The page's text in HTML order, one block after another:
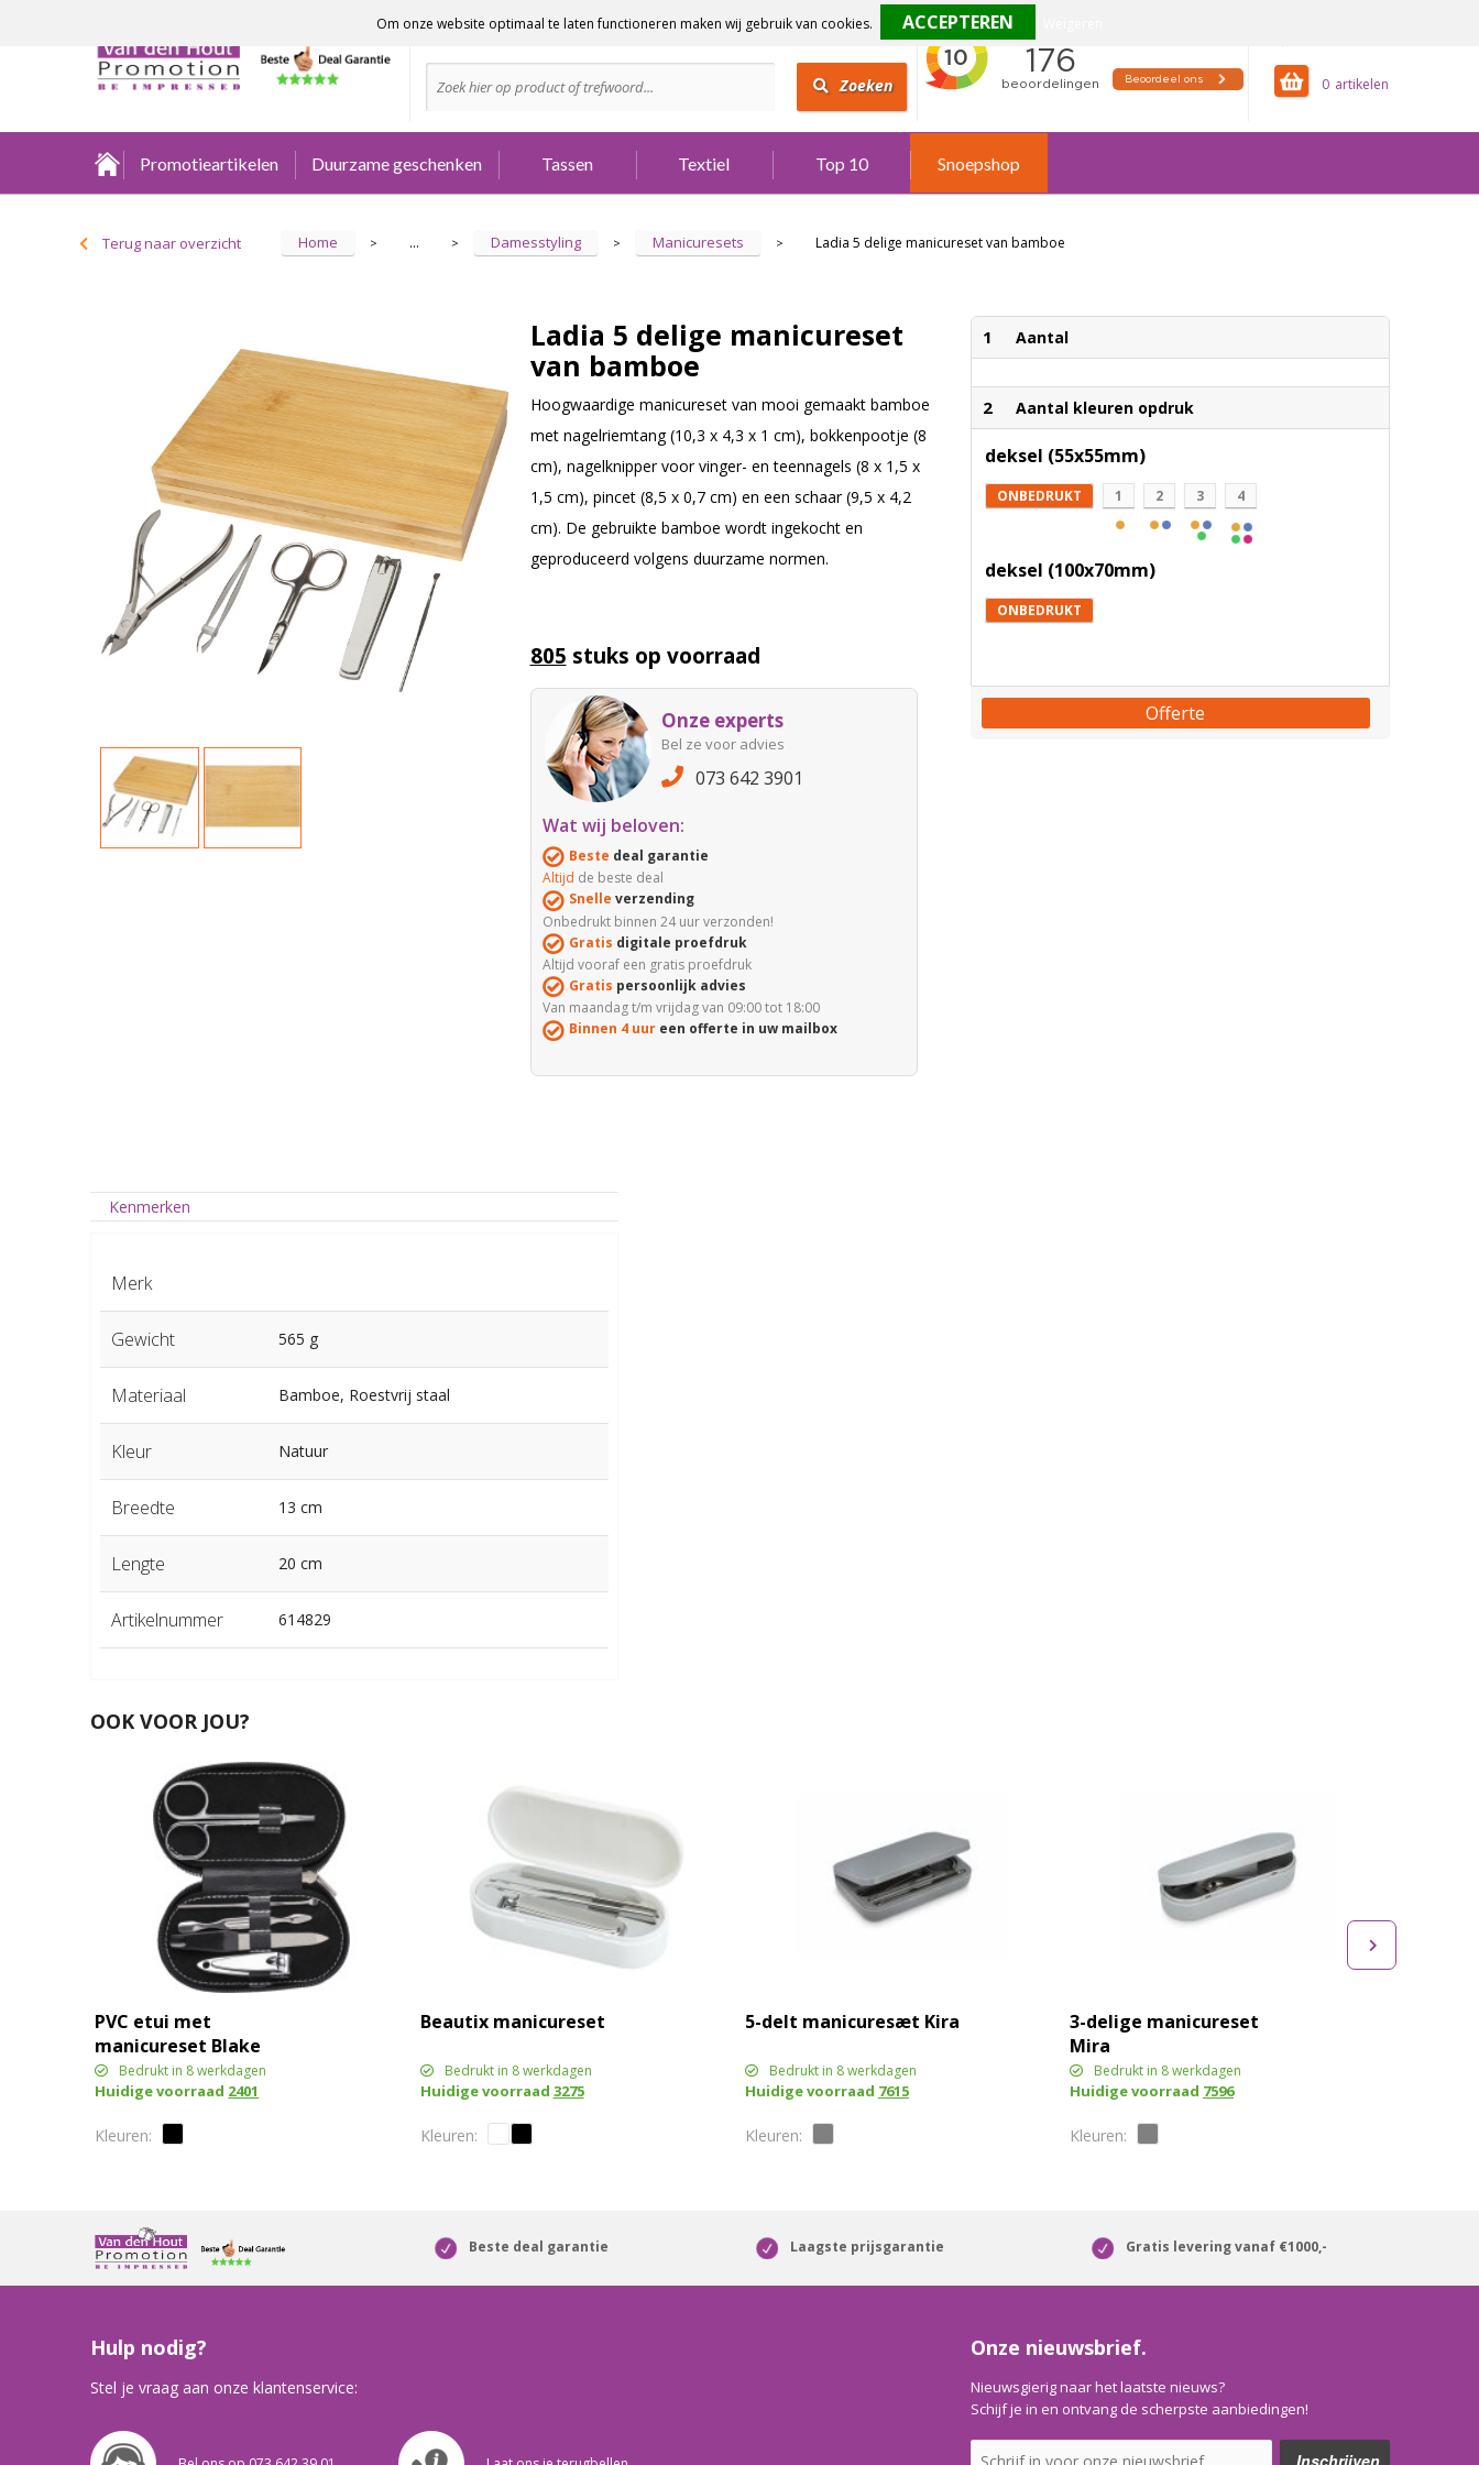
0
Advies nodig?
Zoeken
Promotieartikelen Duurzame geschenken Tassen Textiel Top 10 Snoepshop
Terug naar overzicht Home > ... > Damesstyling > Manicuresets > Ladia 5 delige manicureset van bamboe
Ladia 5 delige manicureset
van bamboe
Hoogwaardige manicureset van mooi gemaakt bamboe
met nagelriemtang (10,3 x 4,3 x 1 cm), bokkenpootje (8
cm), nagelknipper voor vinger- en teennagels (8 x 1,5 x
1,5 cm), pincet (8,5 x 0,7 cm) en een schaar (9,5 x 4,2
cm). De gebruikte bamboe wordt ingekocht en
geproduceerd volgens duurzame normen.
805 stuks op voorraad
Onze experts
Bel ze voor advies
073 642 3901
Wat wij beloven:
Beste deal garantie
Altijd de beste deal
Snelle verzending
Onbedrukt binnen 24 uur verzonden!
Gratis digitale proefdruk
Altijd vooraf een gratis proefdruk
Gratis persoonlijk advies
Van maandag t/m vrijdag van 09:00 tot 18:00
Binnen 4 uureen offerte in uw mailbox
1 Aantal
2 Aantal kleuren opdruk
deksel (55x55mm)
ONBEDRUKT 1 2 3 4
deksel (100x70mm)
ONBEDRUKT
Offerte
Kenmerken
Merk
Gewicht 565 g
Materiaal Bamboe, Roestvrij staal
Kleur Natuur
Breedte 13 cm
Lengte 20 cm
Artikelnummer 614829
OOK VOOR JOU?
PVC etui met
manicureset Blake
Bedrukt in 8 werkdagen
Huidige voorraad 2401
Beautix manicureset
Bedrukt in 8 werkdagen
Huidige voorraad 3275
5-delt manicuresæt Kira
Bedrukt in 8 werkdagen
Huidige voorraad 7615
3-delige manicureset
Mira
Bedrukt in 8 werkdagen
Huidige voorraad 7596
Beste deal garantie Laagste prijsgarantie Gratis levering vanaf €1000,-
Hulp nodig?
Stel je vraag aan onze klantenservice:
Onze nieuwsbrief.
Nieuwsgierig naar het laatste nieuws?
Schijf je in en ontvang de scherpste aanbiedingen!
Om onze website optimaal te laten functioneren maken wij gebruik van cookies.